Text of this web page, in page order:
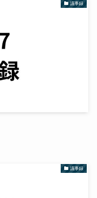
議事録
議事録